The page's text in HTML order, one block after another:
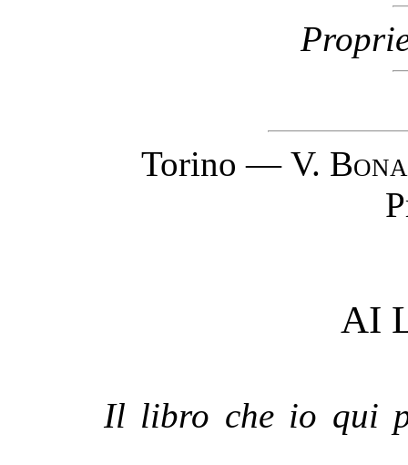
Torino — V. Bona
AI
Il libro che io qui